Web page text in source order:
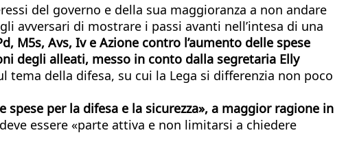
del governo e della sua maggioranza a non andare
avversari di mostrare i passi avanti nell’intesa di una
M5s, Avs, Iv e Azione contro l’aumento delle spese
degli alleati, messo in conto dalla segretaria Elly
tema della difesa, su cui la Lega si differenzia non poco
per la difesa e la sicurezza», a maggior ragione in
essere «parte attiva e non limitarsi a chiedere